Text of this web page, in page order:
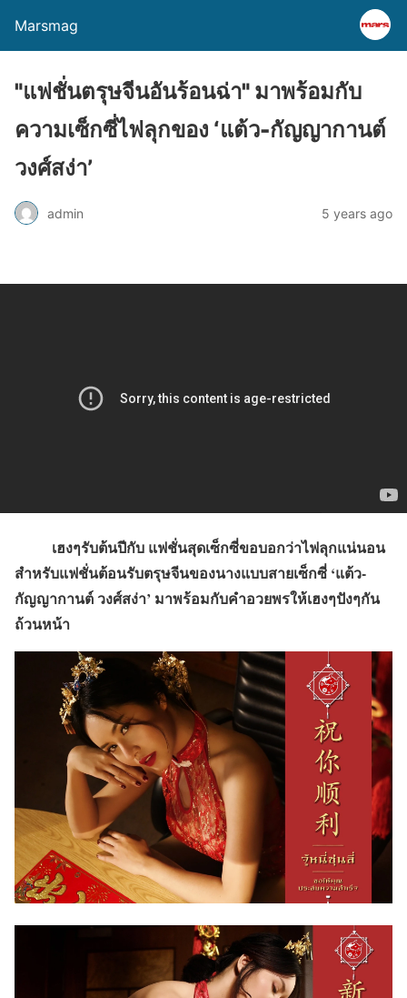
Marsmag
"แฟชั่นตรุษจีนอันร้อนฉ่า" มาพร้อมกับ
ความเซ็กซี่ไฟลุกของ ‘แต้ว-กัญญากานต์
วงศ์สง่า’
admin 5 years ago
เฮงๆรับต้นปีกับ แฟชั่นสุดเซ็กซี่ขอบอกว่าไฟลุกแน่นอน
สำหรับแฟชั่นต้อนรับตรุษจีนของนางแบบสายเซ็กซี่ ‘แต้ว-
กัญญากานต์ วงศ์สง่า’ มาพร้อมกับคำอวยพรให้เฮงๆปังๆกัน
ถ้วนหน้า